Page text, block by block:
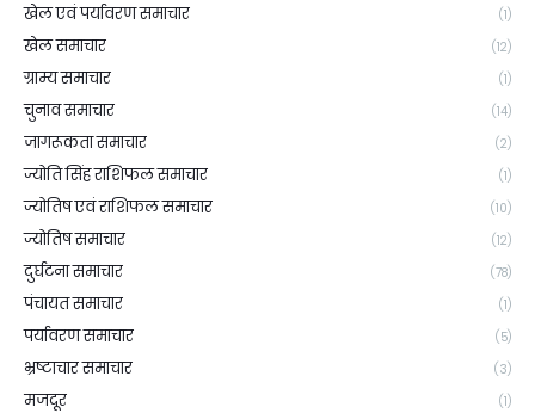
खेल एवं पर्यावरण समाचार (1)
खेल समाचार (12)
ग्राम्य समाचार (1)
चुनाव समाचार (14)
जागरूकता समाचार (2)
ज्योति सिंह राशिफल समाचार (1)
ज्योतिष एवं राशिफल समाचार (10)
ज्योतिष समाचार (12)
दुर्घटना समाचार (78)
पंचायत समाचार (1)
पर्यावरण समाचार (5)
भ्रष्टाचार समाचार (3)
मजदूर (1)